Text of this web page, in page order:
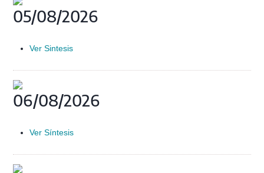
05/08/2026
Ver Sintesis
06/08/2026
Ver Síntesis